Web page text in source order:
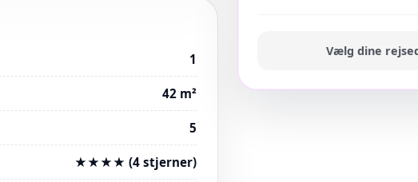
1
42 m²
5
★★★★ (4 stjerner)
Vælg dine